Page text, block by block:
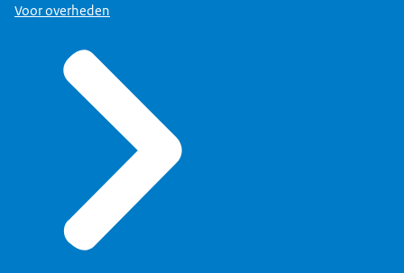
Voor overheden